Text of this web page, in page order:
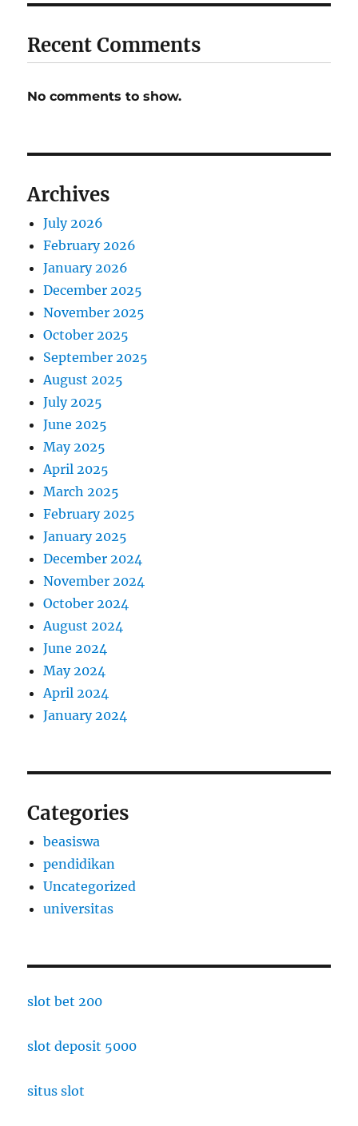
Recent Comments
No comments to show.
Archives
July 2026
February 2026
January 2026
December 2025
November 2025
October 2025
September 2025
August 2025
July 2025
June 2025
May 2025
April 2025
March 2025
February 2025
January 2025
December 2024
November 2024
October 2024
August 2024
June 2024
May 2024
April 2024
January 2024
Categories
beasiswa
pendidikan
Uncategorized
universitas
slot bet 200
slot deposit 5000
situs slot